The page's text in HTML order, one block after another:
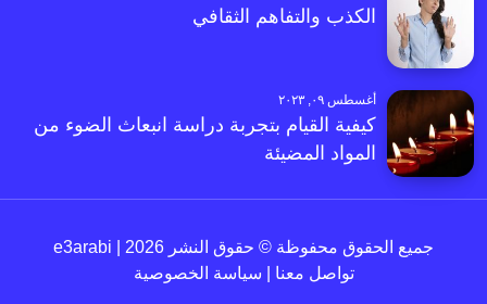
الكذب والتفاهم الثقافي
أغسطس ٠٩, ٢٠٢٣
كيفية القيام بتجربة دراسة انبعاث الضوء من
المواد المضيئة
جميع الحقوق محفوظة © حقوق النشر 2026 | e3arabi
تواصل معنا
سياسة الخصوصية